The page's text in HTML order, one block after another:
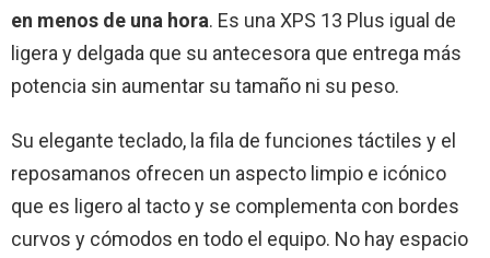
en menos de una hora. Es una XPS 13 Plus igual de
ligera y delgada que su antecesora que entrega más
potencia sin aumentar su tamaño ni su peso.
Su elegante teclado, la fila de funciones táctiles y el
reposamanos ofrecen un aspecto limpio e icónico
que es ligero al tacto y se complementa con bordes
curvos y cómodos en todo el equipo. No hay espacio